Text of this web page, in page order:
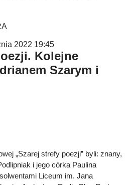
2022 19:45
Kolejne
Szarym i
„Szarej strefy poezji” byli: znany,
i jego córka Paulina
Liceum im. Jana